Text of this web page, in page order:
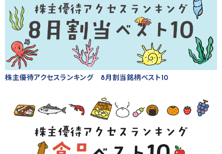
株主優待アクセスランキング 8月割当銘柄ベスト10